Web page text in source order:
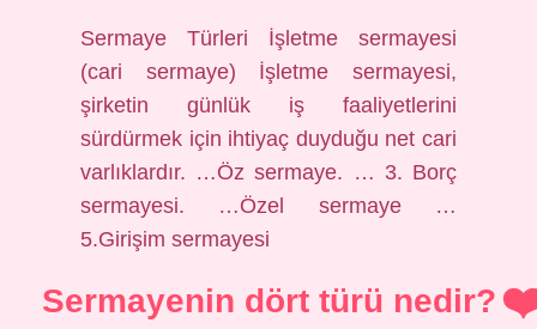
Sermaye Türleri İşletme sermayesi
(cari sermaye) İşletme sermayesi,
şirketin günlük iş faaliyetlerini
sürdürmek için ihtiyaç duyduğu net cari
varlıklardır. …Öz sermaye. … 3. Borç
sermayesi. …Özel sermaye …
5.Girişim sermayesi
Sermayenin dört türü nedir?